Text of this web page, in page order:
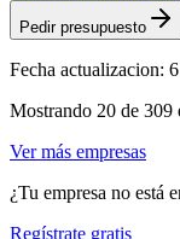
Pedir presupuesto
Fecha actualizacion:
Mostrando 20 de 309
Ver más empresas
¿Tu empresa no está
Regístrate gratis